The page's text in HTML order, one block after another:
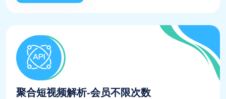
聚合短视频解析-会员不限次数